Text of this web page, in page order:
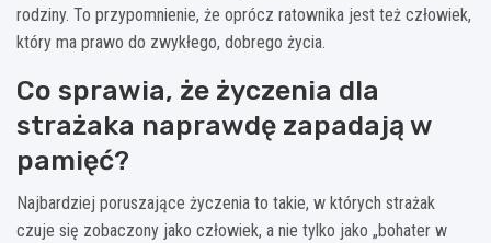
rodziny. To przypomnienie, że oprócz ratownika jest też człowiek,
który ma prawo do zwykłego, dobrego życia.
Co sprawia, że życzenia dla
strażaka naprawdę zapadają w
pamięć?
Najbardziej poruszające życzenia to takie, w których strażak
czuje się zobaczony jako człowiek, a nie tylko jako „bohater w